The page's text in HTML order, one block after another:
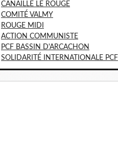
CANAILLE LE ROUGE
COMITÉ VALMY
ROUGE MIDI
ACTION COMMUNISTE
PCF BASSIN D'ARCACHON
SOLIDARITÉ INTERNATIONALE PCF